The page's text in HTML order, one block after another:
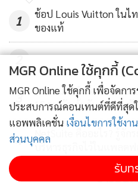
1
ช้อป Louis Vuitton ในไ
ของแท้
2
3
อะตอมคลินิก ฉลองครบ
15 รางวัล ลุ้นรับของราง
4
บริหารธุรกิจไว้ในแพลตฟอ
ข่าวอื่น
MGR Online ใช้คุกกี้
MGR Online ใช้คุกกี้ เพื่อจัดก
ประสบการณ์คอนเทนต์ที่ดีที่สุด
แอพพลิเคชั่น เงื่อนไขการใช้งา
ส่วนบุคคล
รับท